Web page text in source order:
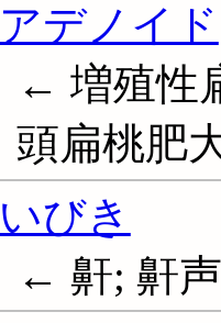
アデノイド
← 増殖性
頭扁桃肥
いびき
← 鼾; 鼾